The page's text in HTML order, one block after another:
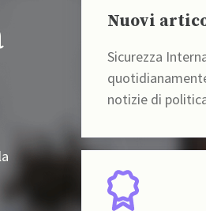
Nuovi
Sicurezza
notizie di